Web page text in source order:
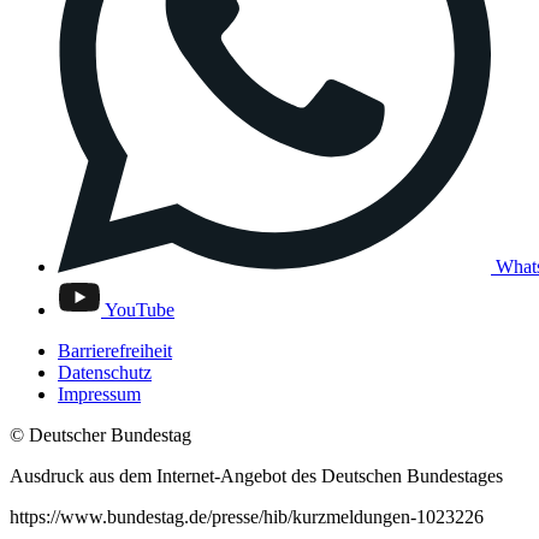
YouTube
Barrierefreiheit
Datenschutz
Impressum
© Deutscher Bundestag
Ausdruck aus dem Internet-Angebot des Deutschen Bundestages
https://www.bundestag.de/presse/hib/kurzmeldungen-1023226